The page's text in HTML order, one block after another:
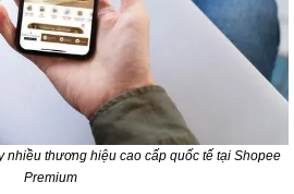
nhiều thương hiệu cao cấp quốc tế tại Shopee
Premium